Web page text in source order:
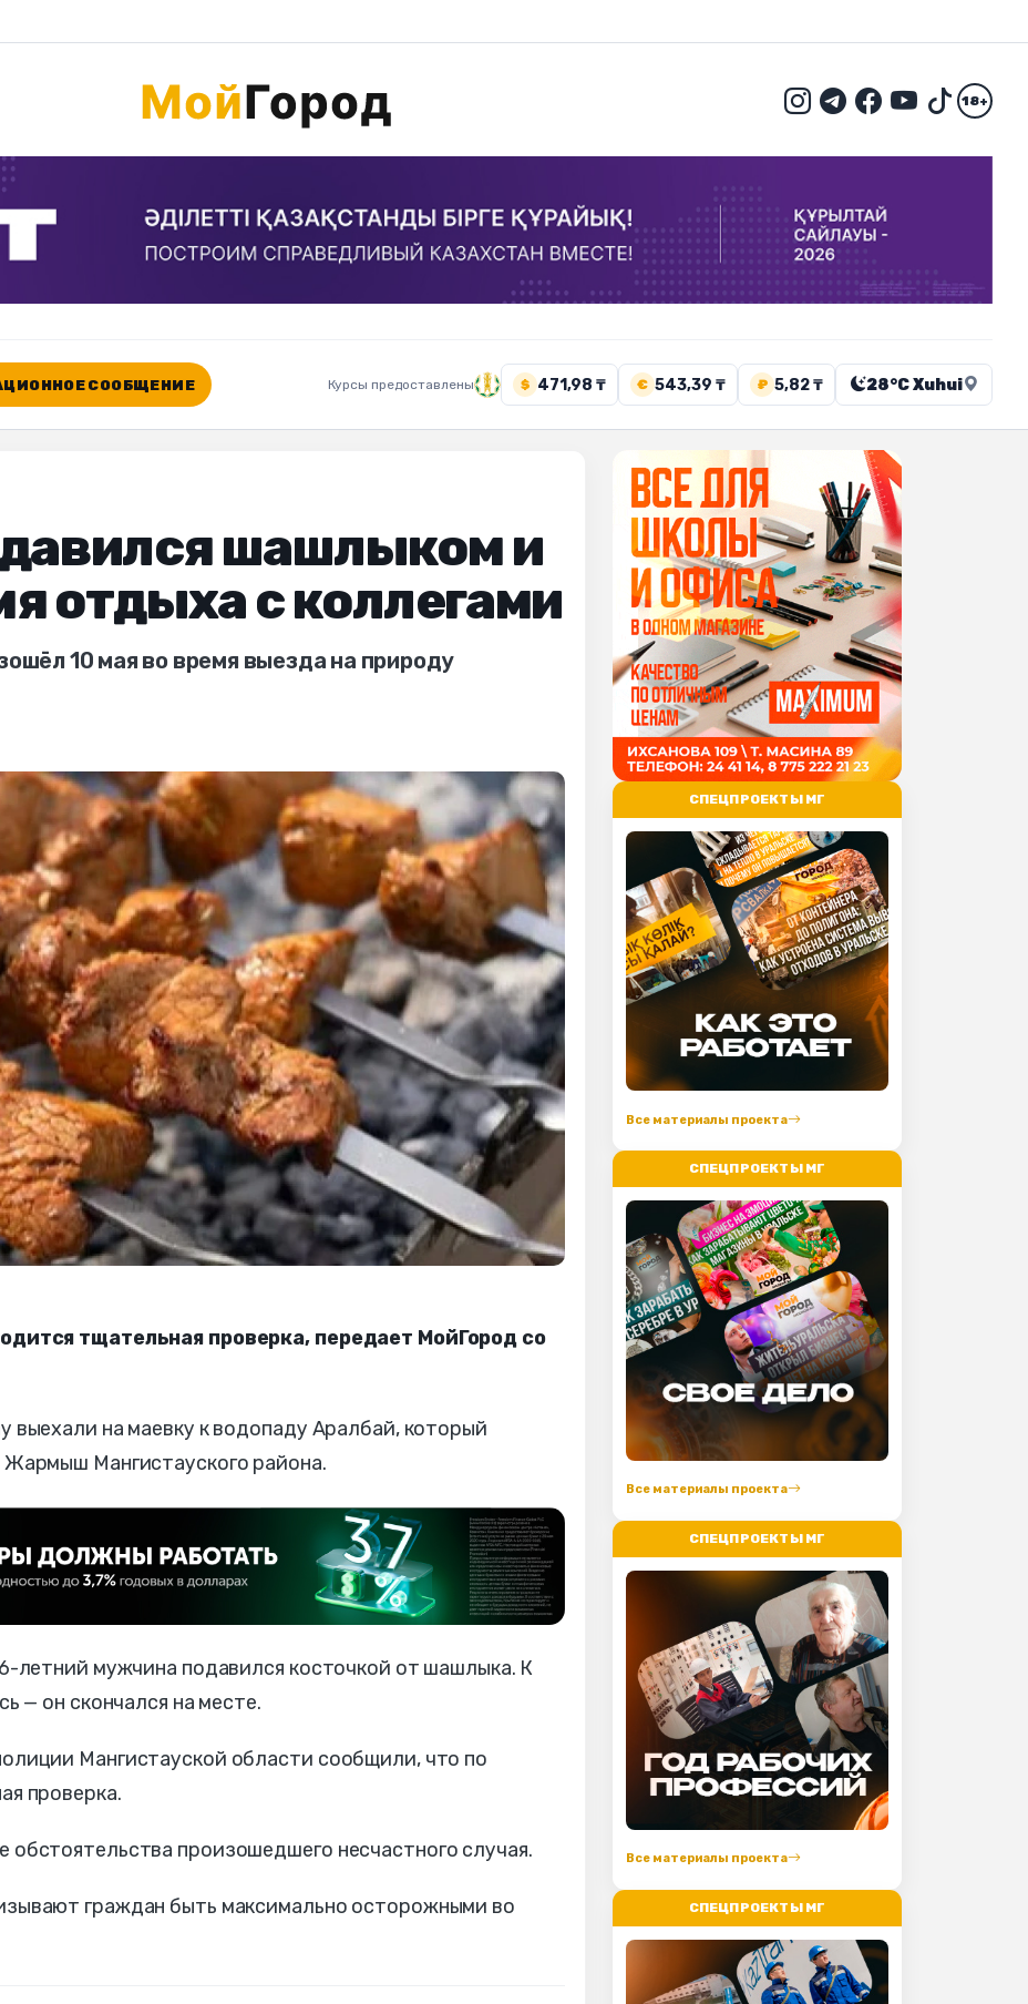
18+
СООБЩЕНИЕ Курсы предоставлены $ 471,98 ₸ € 543,39 ₸ ₽ 5,82 ₸ 28°C Xuhui
шашлыком и
отдыха с коллегами
10 мая во время выезда на природу
тщательная проверка, передает МойГород со
выехали на маевку к водопаду Аралбай, который
Мангистауского района.
летний мужчина подавился косточкой от шашлыка. К
— он скончался на месте.
Мангистауской области сообщили, что по
проверка.
произошедшего несчастного случая.
граждан быть максимально осторожными во
СПЕЦПРОЕКТЫ МГ
Все материалы проекта
СПЕЦПРОЕКТЫ МГ
Все материалы проекта
СПЕЦПРОЕКТЫ МГ
Все материалы проекта
СПЕЦПРОЕКТЫ МГ